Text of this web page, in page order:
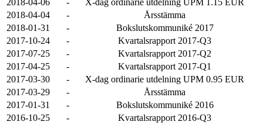
2018-04-06 -
X-dag ordinarie utdelning UPM 1.15 EUR
2018-04-04
-
Årsstämma
2018-01-31
-
Bokslutskommuniké 2017
2017-10-24
-
Kvartalsrapport 2017-Q3
2017-07-25
-
Kvartalsrapport 2017-Q2
2017-04-25
-
Kvartalsrapport 2017-Q1
2017-03-30
-
X-dag ordinarie utdelning UPM 0.95 EUR
2017-03-29
-
Årsstämma
2017-01-31
-
Bokslutskommuniké 2016
2016-10-25
-
Kvartalsrapport 2016-Q3